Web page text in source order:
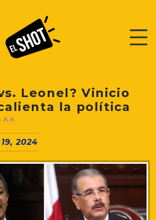
Leonel? Vinicio
la política
2024